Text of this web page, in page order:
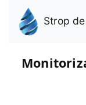
Strop